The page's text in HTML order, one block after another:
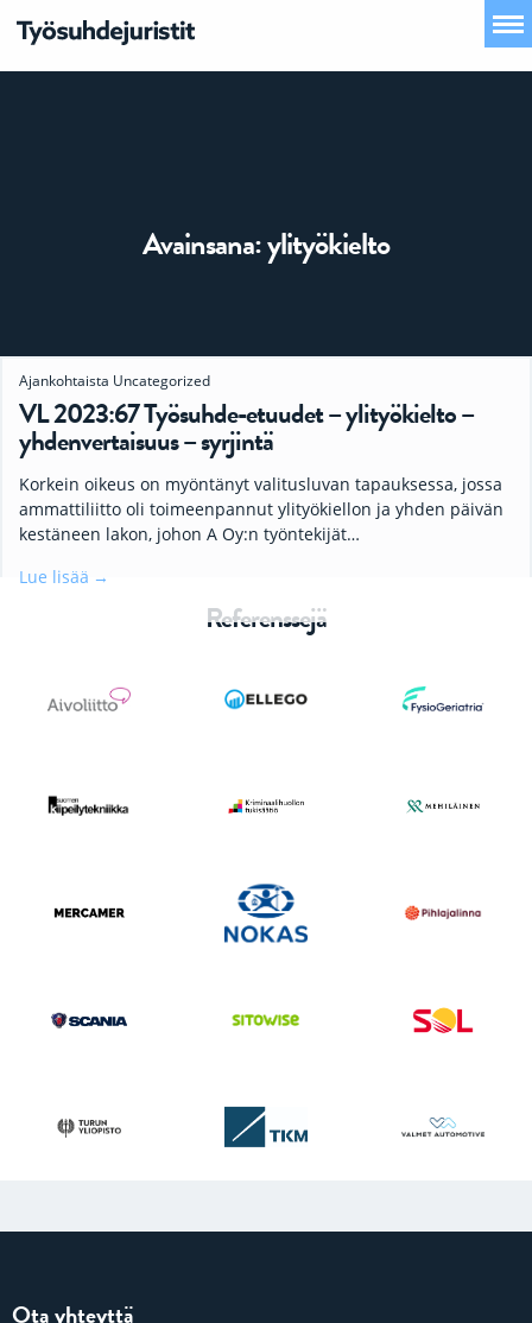
Avainsana:ylityökielto
Ajankohtaista Uncategorized
VL 2023:67 Työsuhde-etuudet – ylityökielto –
yhdenvertaisuus – syrjintä
Korkein oikeus on myöntänyt valitusluvan tapauksessa, jossa
ammattiliitto oli toimeenpannut ylityökiellon ja yhden päivän
kestäneen lakon, johon A Oy:n työntekijät…
Lue lisää
Referenssejä
Ota yhteyttä